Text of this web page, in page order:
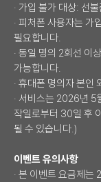
· 가입 불가 대상: 선
· 피처폰 사용자는 가
필요합니다.
· 동일 명의 2회선 이
가능합니다.
· 휴대폰 명의자 본인
· 서비스는 2026년 5
작일로부터 30일 후
될 수 있습니다.)
이벤트 유의사항
· 본 이벤트 요금제는